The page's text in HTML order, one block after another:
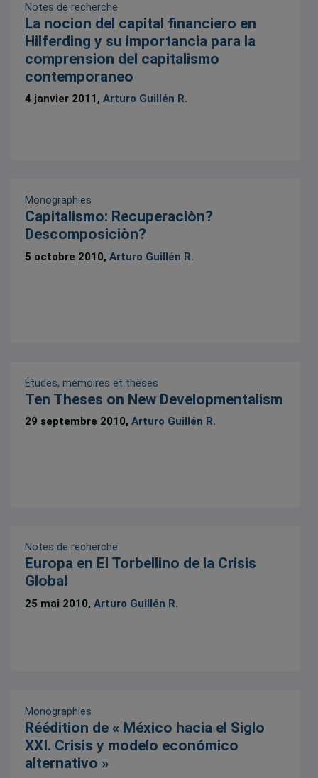
Notes de recherche
La nocion del capital financiero en
Hilferding y su importancia para la
comprension del capitalismo
contemporaneo
4 janvier 2011,Arturo Guillén R.
Monographies
Capitalismo: Recuperaciòn?
Descomposiciòn?
5 octobre 2010,Arturo Guillén R.
Études, mémoires et thèses
Ten Theses on New Developmentalism
29 septembre 2010,Arturo Guillén R.
Notes de recherche
Europa en El Torbellino de la Crisis
Global
25 mai 2010,Arturo Guillén R.
Monographies
Réédition de « México hacia el Siglo
XXI. Crisis y modelo económico
alternativo »